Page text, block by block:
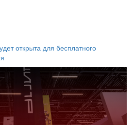
открыта для бесплатного